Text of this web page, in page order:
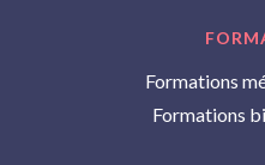
Formations
Formations